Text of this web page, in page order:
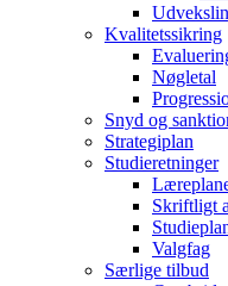
Kvalitetssikring
Nøgletal
Snyd og
Strategiplan
Studieretninger
Skriftligt
Valgfag
Særlige tilbud